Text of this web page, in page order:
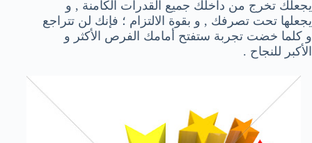
يجعلك تخرج من داخلك جميع القدرات الكامنة , و
يجعلها تحت تصرفك , و بقوة الالتزام ؛ فإنك لن تتراجع
و كلما خضت تجربة ستفتح أمامك الفرص الأكثر و
الأكبر للنجاح .